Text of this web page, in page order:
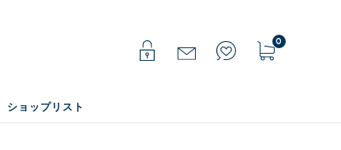
0
ショップリスト